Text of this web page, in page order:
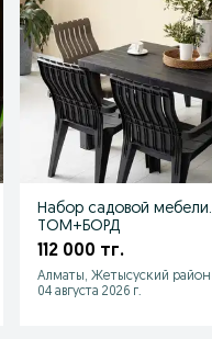
Набор садовой мебели.
ТОМ+БОРД
112 000 тг.
Алматы, Жетысуский район
04 августа 2026 г.